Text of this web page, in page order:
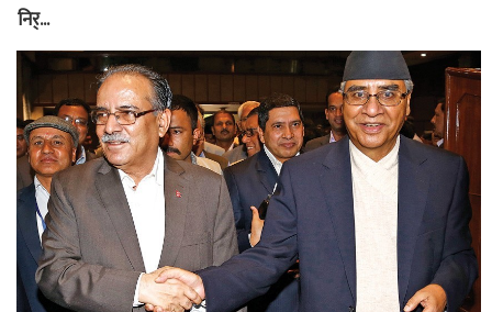
निर्...